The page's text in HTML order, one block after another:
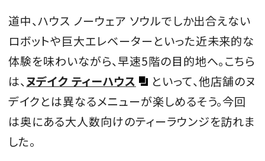
道中、ハウス ノーウェア ソウルでしか出合えない
ロボットや巨大エレベーターといった近未来的な
体験を味わいながら、早速5階の目的地へ。こちら
は、ヌデイク ティーハウス
といって、他店舗のヌ
デイクとは異なるメニューが楽しめるそう。今回
は奥にある大人数向けのティーラウンジを訪れま
した。